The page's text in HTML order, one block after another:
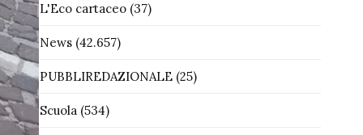
L'Eco cartaceo(37)
News(42.657)
PUBBLIREDAZIONALE(25)
Scuola(534)